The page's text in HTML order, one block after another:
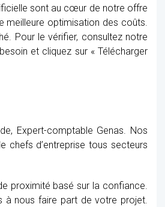
sont au cœur de notre offre
meilleure optimisation des coûts.
Pour le vérifier, consultez notre
et cliquez sur « Télécharger
Expert-comptable Genas. Nos
chefs d’entreprise tous secteurs
proximité basé sur la confiance.
à nous faire part de votre projet.